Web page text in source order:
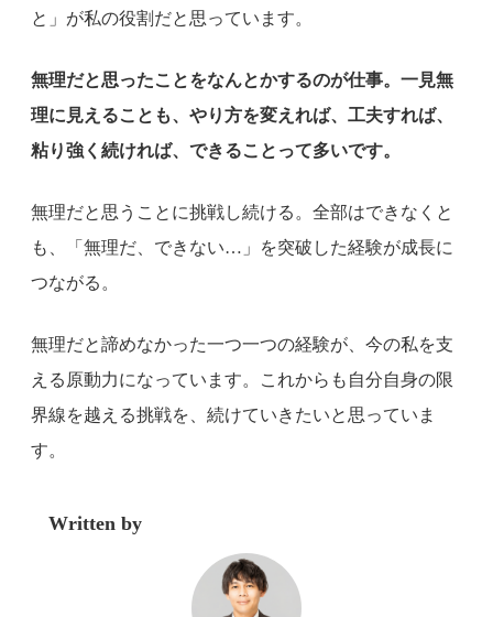
と」が私の役割だと思っています。
無理だと思ったことをなんとかするのが仕事。一見無
理に見えることも、やり方を変えれば、工夫すれば、
粘り強く続ければ、できることって多いです。
無理だと思うことに挑戦し続ける。全部はできなくと
も、「無理だ、できない…」を突破した経験が成長に
つながる。
無理だと諦めなかった一つ一つの経験が、今の私を支
える原動力になっています。これからも自分自身の限
界線を越える挑戦を、続けていきたいと思っていま
す。
Written by